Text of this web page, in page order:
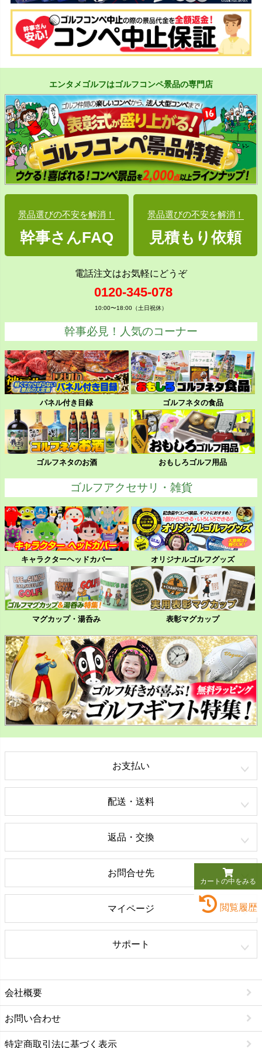
カートの中をみる
閲覧履歴
エンタメゴルフはゴルフコンペ景品の専門店
景品選びの不安を解消！
幹事さんFAQ
景品選びの不安を解消！
見積もり依頼
電話注文はお気軽にどうぞ
0120-345-078
10:00〜18:00（土日祝休）
幹事必見！人気のコーナー
パネル付き目録 ゴルフネタの食品
ゴルフネタのお酒 おもしろゴルフ用品
ゴルフアクセサリ・雑貨
キャラクターヘッドカバー オリジナルゴルフグッズ
マグカップ・湯呑み 表彰マグカップ
お支払い
配送・送料
返品・交換
お問合せ先
マイページ
サポート
会社概要
お問い合わせ
特定商取引法に基づく表示